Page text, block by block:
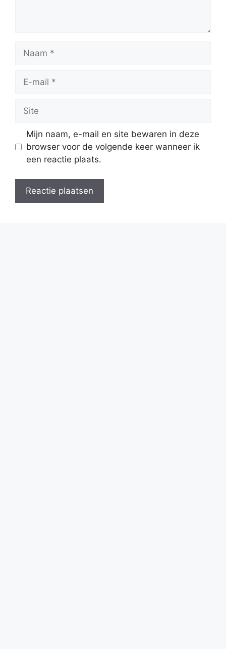
Naam
Site
Mijn naam, e-mail en site bewaren in deze
browser voor de volgende keer wanneer ik
een reactie plaats.